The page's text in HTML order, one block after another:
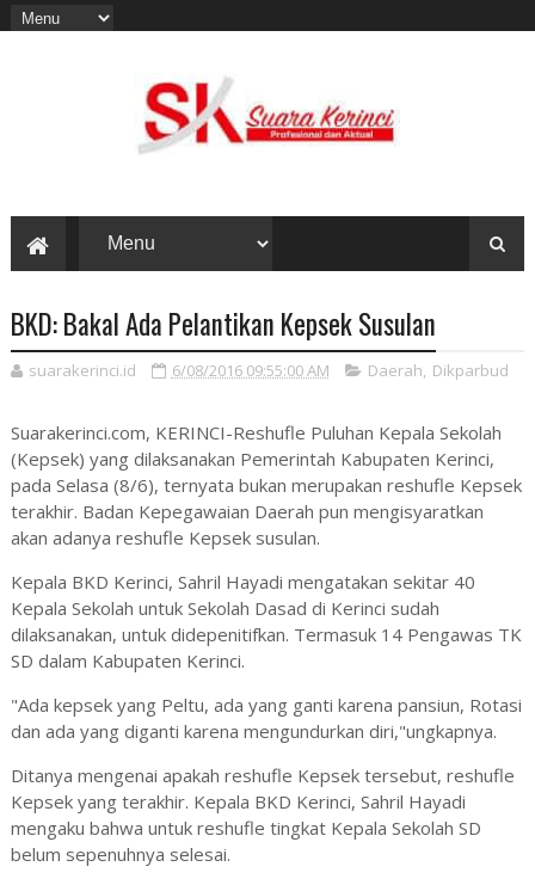
BKD: Bakal Ada Pelantikan Kepsek Susulan
suarakerinci.id 6/08/2016 09:55:00 AM Daerah, Dikparbud
Suarakerinci.com, KERINCI-Reshufle Puluhan Kepala Sekolah
(Kepsek) yang dilaksanakan Pemerintah Kabupaten Kerinci,
pada Selasa (8/6), ternyata bukan merupakan reshufle Kepsek
terakhir. Badan Kepegawaian Daerah pun mengisyaratkan
akan adanya reshufle Kepsek susulan.
Kepala BKD Kerinci, Sahril Hayadi mengatakan sekitar 40
Kepala Sekolah untuk Sekolah Dasad di Kerinci sudah
dilaksanakan, untuk didepenitifkan. Termasuk 14 Pengawas TK
SD dalam Kabupaten Kerinci.
"Ada kepsek yang Peltu, ada yang ganti karena pansiun, Rotasi
dan ada yang diganti karena mengundurkan diri,"ungkapnya.
Ditanya mengenai apakah reshufle Kepsek tersebut, reshufle
Kepsek yang terakhir. Kepala BKD Kerinci, Sahril Hayadi
mengaku bahwa untuk reshufle tingkat Kepala Sekolah SD
belum sepenuhnya selesai.